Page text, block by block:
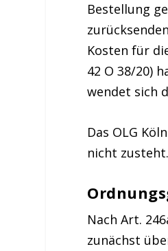
Bestellung
Kosten für
42 O 38/20)
wendet sich
Das OLG
nicht
Nach Art.
zunächst